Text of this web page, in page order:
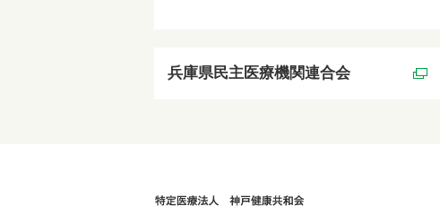
兵庫県民主医療機関連合会